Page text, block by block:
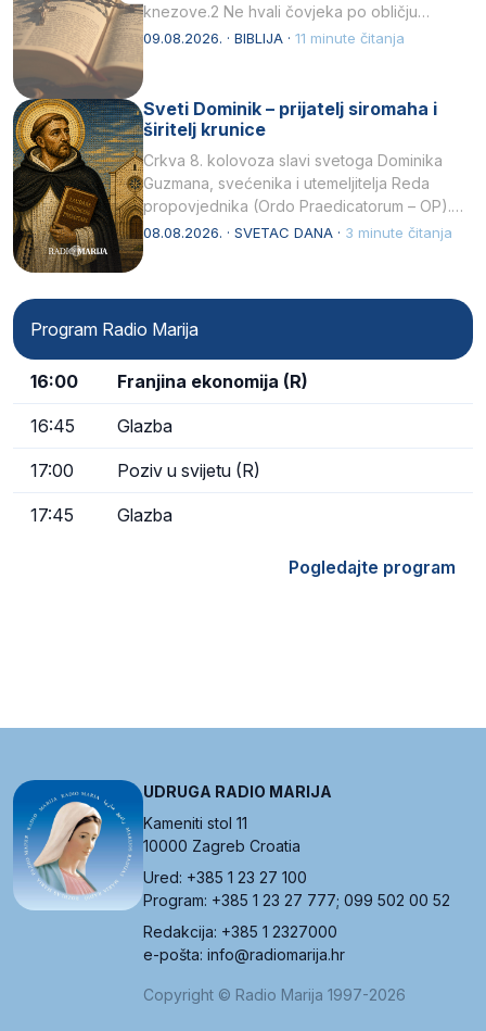
knezove.2 Ne hvali čovjeka po obličju
njegovui…
09.08.2026. · BIBLIJA · 11 minute čitanja
Sveti Dominik – prijatelj siromaha i
širitelj krunice
Crkva 8. kolovoza slavi svetoga Dominika
Guzmana, svećenika i utemeljitelja Reda
propovjednika (Ordo Praedicatorum – OP).
Svojim životom, dubokom ljubavlju prema
08.08.2026. · SVETAC DANA · 3 minute čitanja
Program Radio Marija
16:00 Franjina ekonomija (R)
16:45 Glazba
17:00 Poziv u svijetu (R)
17:45 Glazba
Pogledajte program
UDRUGA RADIO MARIJA
Kameniti stol 11
10000 Zagreb Croatia
Ured: +385 1 23 27 100
Program: +385 1 23 27 777; 099 502 00 52
Redakcija: +385 1 2327000
e-pošta: info@radiomarija.hr
Copyright © Radio Marija 1997-2026